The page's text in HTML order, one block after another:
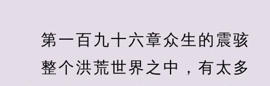
第一百九十六章众生的震骇
整个洪荒世界之中，有太多